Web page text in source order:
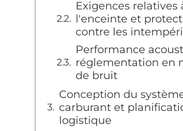
Exigences relatives
l'enceinte et
contre les
Performance
réglementation en
de bruit
Conception du
carburant et
logistique